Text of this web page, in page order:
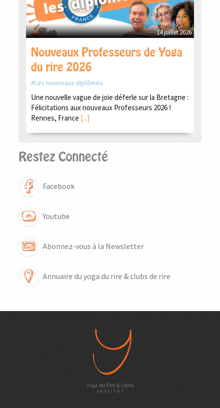
14 juillet 2026
Nouveaux Professeurs de Yoga
du rire 2026
Les nouveaux diplômés
Une nouvelle vague de joie déferle sur la Bretagne :
Félicitations aux nouveaux Professeurs 2026 !
Rennes, France [...]
Restez Connecté
Facebook
Youtube
Abonnez-vous à la Newsletter
Annuaire du yoga du rire & clubs de rire